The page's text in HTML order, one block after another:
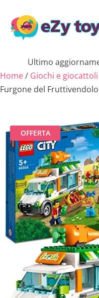
Ultimo
Home/ Giochi e giocattoli
Furgone del Fruttivendolo
OFFERTA